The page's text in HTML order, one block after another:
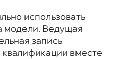
использовать
модели. Ведущая
запись
вместе